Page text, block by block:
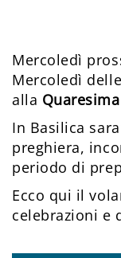
Mercoledì
Mercoledì
alla Quaresima
In Basilica
preghiera,
periodo di
Ecco qui il
celebrazioni e